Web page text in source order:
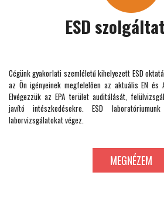
ESD
Cégünk gyakorlati szemléletű kihelyezett ESD
az Ön igényeinek megfelelően az aktuális EN és
Elvégezzük az EPA terület auditálását,
javító intészkedésekre. ESD
laborvizsgálatokat végez.
MEGNÉZEM